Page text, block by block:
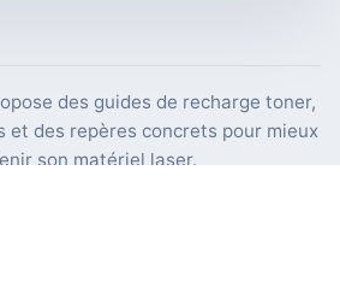
des guides de recharge toner,
et des repères concrets pour mieux
son matériel laser.